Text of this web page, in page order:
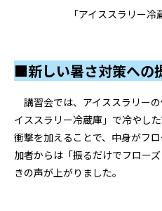
「アイススラリー
■新しい暑さ対策への
講習会では、アイススラリー
イススラリー冷蔵庫」で冷やし
衝撃を加えることで、中身がフ
加者からは「振るだけでフロー
きの声が上がりました。